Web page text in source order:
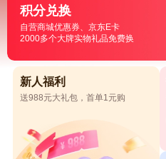
积分兑换
自营商城优惠券、京东E卡
2000多个大牌实物礼品免费换
新人福利
送988元大礼包，首单1元购